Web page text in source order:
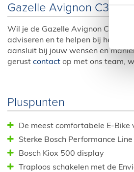
Gazelle Avignon C380
Wil je de Gazelle Avignon C380
adviseren en te helpen bij het
aansluit bij jouw wensen en
gerust contact op met ons team,
Pluspunten
De meest comfortabele E-Bike
Sterke Bosch Performance
Bosch Kiox 500 display
Traploos schakelen met de